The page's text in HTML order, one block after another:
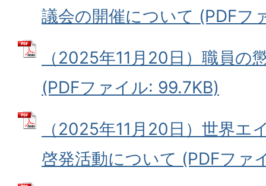
議会の開催について (PDFフ
（2025年11月20日）職員の
(PDFファイル: 99.7KB)
（2025年11月20日）世界エ
啓発活動について (PDFファ